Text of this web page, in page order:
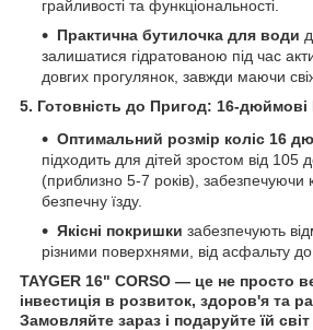
грайливості та функціональності.
Практична бутилочка для води
залишатися гідратованою під час
довгих прогулянок, завжди маючи
5. Готовність до Пригод: 16-дюймові
Оптимальний розмір коліс 16
підходить для дітей зростом від 105
(приблизно 5-7 років), забезпечуючи
безпечну їзду.
Якісні покришки забезпечують
різними поверхнями, від асфальту до
TAYGER 16" CORSO — це не просто
інвестиція в розвиток, здоров'я та
Замовляйте зараз і подаруйте їй